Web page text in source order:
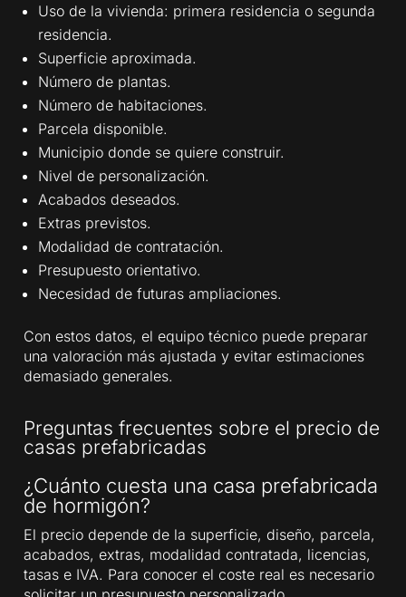
Uso de la vivienda: primera residencia o segunda
residencia.
Superficie aproximada.
Número de plantas.
Número de habitaciones.
Parcela disponible.
Municipio donde se quiere construir.
Nivel de personalización.
Acabados deseados.
Extras previstos.
Modalidad de contratación.
Presupuesto orientativo.
Necesidad de futuras ampliaciones.
Con estos datos, el equipo técnico puede preparar
una valoración más ajustada y evitar estimaciones
demasiado generales.
Preguntas frecuentes sobre el precio de
casas prefabricadas
¿Cuánto cuesta una casa prefabricada
de hormigón?
El precio depende de la superficie, diseño, parcela,
acabados, extras, modalidad contratada, licencias,
tasas e IVA. Para conocer el coste real es necesario